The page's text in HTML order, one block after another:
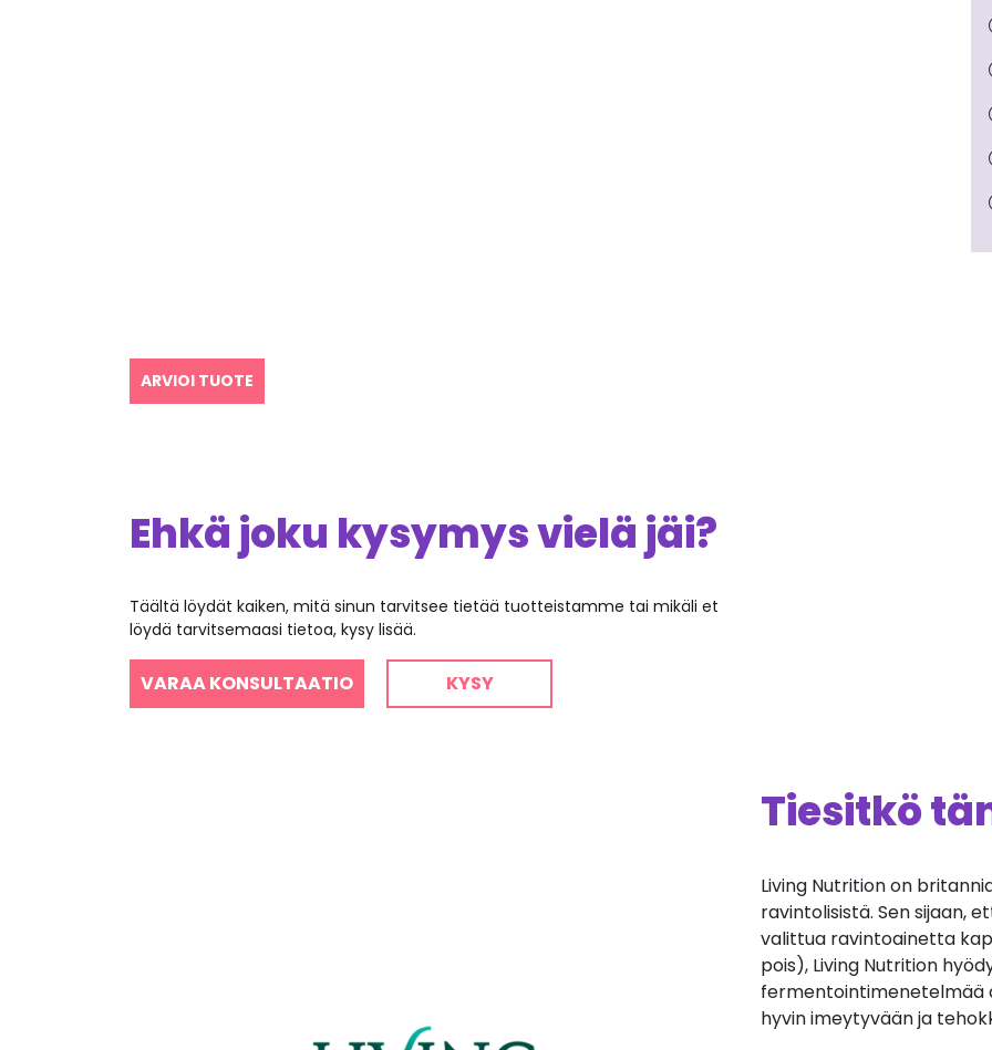
ARVIOI TUOTE
Ehkä joku kysymys vielä jäi?
Täältä löydät kaiken, mitä sinun tarvitsee tietää tuotteistamme tai mikäli et
löydä tarvitsemaasi tietoa, kysy lisää.
VARAA KONSULTAATIO KYSY
Tiesitkö
Living Nutrition on
ravintolisistä. Sen sijaan,
valittua ravintoainetta
pois), Living Nutrition
fermentointimenetelmää
hyvin imeytyvään ja